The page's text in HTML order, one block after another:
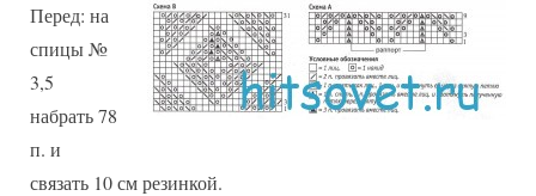
Перед: на
спицы №
3,5
набрать 78
п. и
связать 10 см резинкой.